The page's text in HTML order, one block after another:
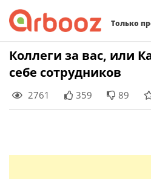
Только
Skip
Коллеги за вас, или
себе сотрудников
2761 359 89
Найти: